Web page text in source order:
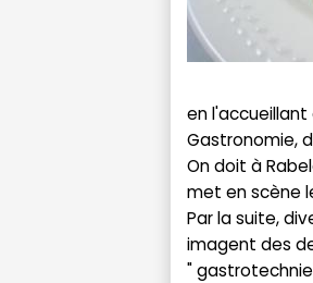
en l'accueillant
Gastronomie,
On doit à
met en scène
Par la suite,
imagent des
"